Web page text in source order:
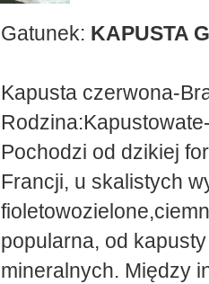
Gatunek: KAPUSTA
Kapusta czerwona-
Pochodzi od dzikiej
Francji, u skalistych
popularna, od
mineralnych. Między